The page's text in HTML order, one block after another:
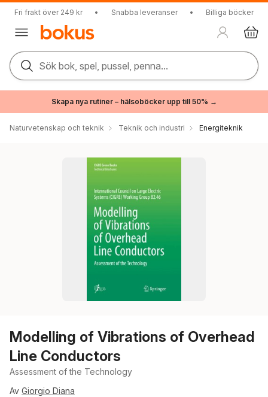
Fri frakt över 249 kr • Snabba leveranser • Billiga böcker
Sök bok, spel, pussel, penna...
Skapa nya rutiner – hälsoböcker upp till 50% →
Naturvetenskap och teknik Teknik och industri Energiteknik
Modelling of Vibrations of Overhead
Line Conductors
Assessment of the Technology
Av Giorgio Diana